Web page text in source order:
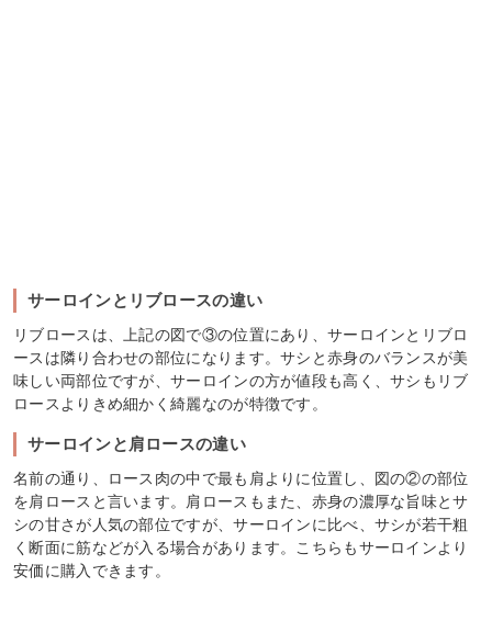
サーロインとリブロースの違い
リブロースは、上記の図で③の位置にあり、サーロインとリブロ
ースは隣り合わせの部位になります。サシと赤身のバランスが美
味しい両部位ですが、サーロインの方が値段も高く、サシもリブ
ロースよりきめ細かく綺麗なのが特徴です。
サーロインと肩ロースの違い
名前の通り、ロース肉の中で最も肩よりに位置し、図の②の部位
を肩ロースと言います。肩ロースもまた、赤身の濃厚な旨味とサ
シの甘さが人気の部位ですが、サーロインに比べ、サシが若干粗
く断面に筋などが入る場合があります。こちらもサーロインより
安価に購入できます。